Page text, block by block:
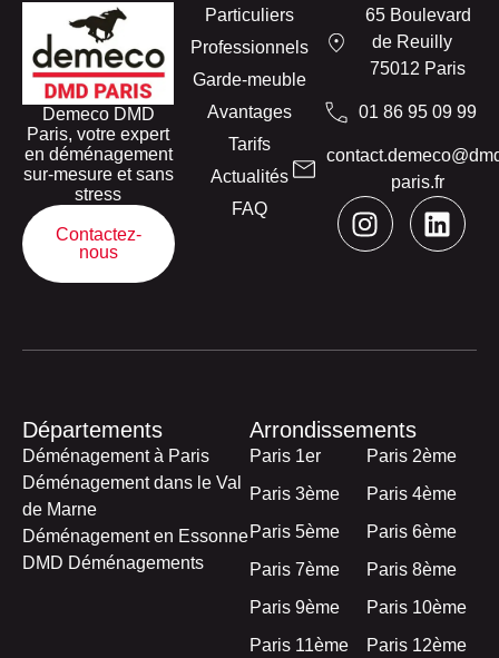
Demeco DMD
Paris, votre expert
en déménagement
sur-mesure et sans
stress
Contactez-
nous
65 Boulevard
de Reuilly
75012 Paris
01 86 95 09 99
paris.fr
Particuliers
Professionnels
Garde-meuble
Avantages
Tarifs
Actualités
FAQ
Départements
Déménagement à Paris
Déménagement dans le Val
de Marne
Déménagement en Essonne
DMD Déménagements
Arrondissements
Paris 1er
Paris 2ème
Paris 3ème
Paris 4ème
Paris 5ème
Paris 6ème
Paris 7ème
Paris 8ème
Paris 9ème
Paris 10ème
Paris 11ème
Paris 12ème